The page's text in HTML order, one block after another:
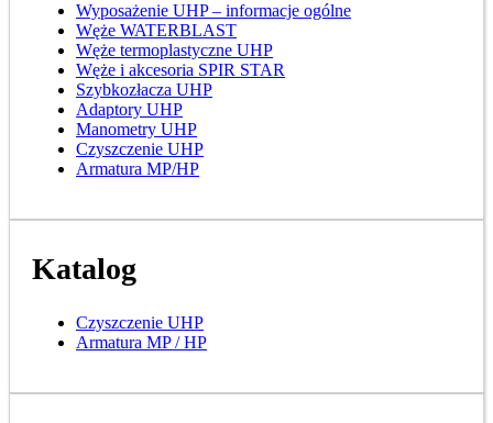
Wyposażenie UHP – informacje ogólne
Węże WATERBLAST
Węże termoplastyczne UHP
Węże i akcesoria SPIR STAR
Szybkozłacza UHP
Adaptory UHP
Manometry UHP
Czyszczenie UHP
Armatura MP/HP
Katalog
Czyszczenie UHP
Armatura MP / HP